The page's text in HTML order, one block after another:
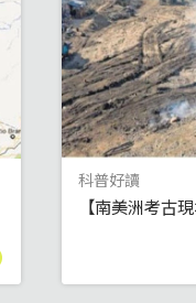
科普好讀
【南美洲考古